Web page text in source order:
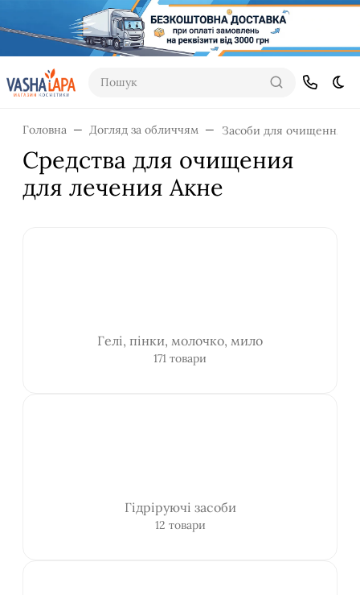
Пошук
Головна Догляд за обличчям Засоби для очищення
Средства для очищения
для лечения Акне
Гелі, пінки, молочко, мило
171 товари
Гідріруючі засоби
12 товари